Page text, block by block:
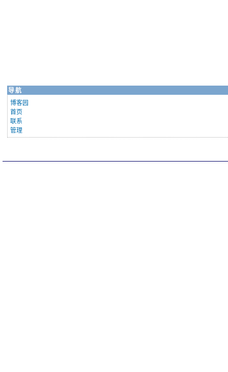
导航
博客园
首页
联系
管理